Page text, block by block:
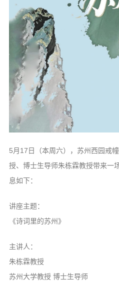
皈依斋戒
义工家园
观世音热线
菩提静修营
观自在禅修营
教理研究
学报论集
信息公告
戒幢论坛
5月17日（本周六），苏州西园戒
授、博士生导师朱栋霖教授带来一
息如下：
讲座主题：
《诗词里的苏州》
主讲人：
朱栋霖教授
苏州大学教授 博士生导师